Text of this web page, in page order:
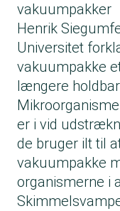
vakuumpakker
Henrik
Universitet
vakuumpakke
længere
er i vid
de bruger ilt til
vakuumpakke
organismerne i